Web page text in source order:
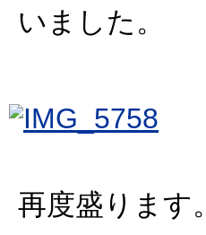
いました。
再度盛ります。